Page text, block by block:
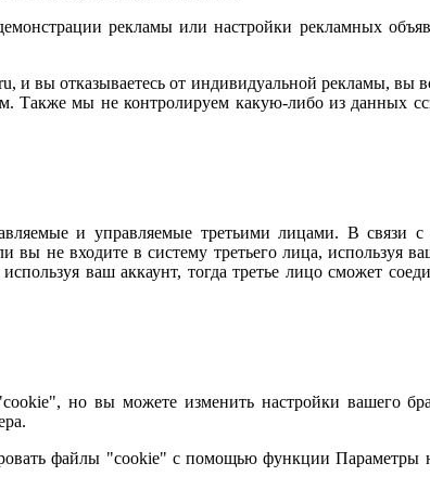
рекламы или настройки рекламных
и вы отказываетесь от индивидуальной рекламы,
Также мы не контролируем какую-либо из данных
и управляемые третьими лицами. В
вы не входите в систему третьего лица, используя
ваш аккаунт, тогда третье лицо сможет
но вы можете изменить настройки вашего
файлы "cookie" с помощью функции Параметры